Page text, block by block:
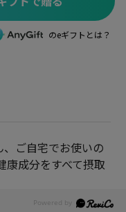
のeギフトとは？
ご自宅でお使いの
康成分をすべて摂取